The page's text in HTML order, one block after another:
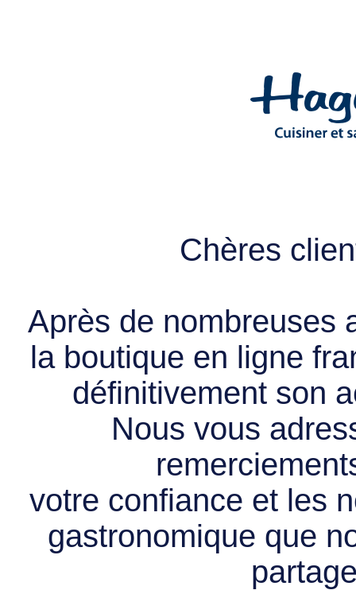
Chères
Après de nombreuses
la boutique en ligne
définitivement son
Nous vous
votre confiance et les
gastronomique que